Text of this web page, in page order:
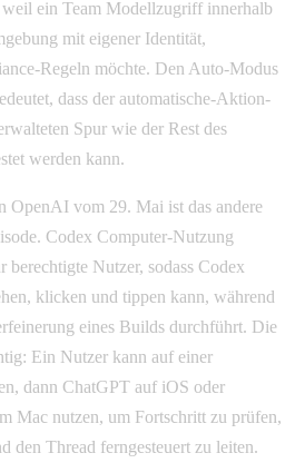
ein Team Modellzugriff innerhalb
mit eigener Identität,
Regeln möchte. Den Auto-Modus
dass der automatische-Aktion-
Spur wie der Rest des
werden kann.
OpenAI vom 29. Mai ist das andere
Codex Computer-Nutzung
Nutzer, sodass Codex
klicken und tippen kann, während
eines Builds durchführt. Die
Ein Nutzer kann auf einer
dann ChatGPT auf iOS oder
Mac nutzen, um Fortschritt zu prüfen,
den Thread ferngesteuert zu leiten.